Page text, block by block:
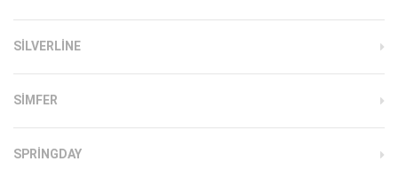
SILVERLINE
SIMFER
SPRINGDAY